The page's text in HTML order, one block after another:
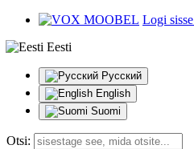
Logi sisse
Eesti
Русский
English
Suomi
Otsi: